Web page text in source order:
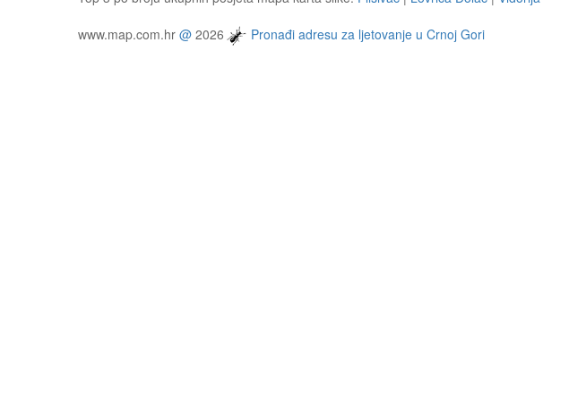
www.map.com.hr @ 2026 Pronađi adresu za ljetovanje u Crnoj Gori